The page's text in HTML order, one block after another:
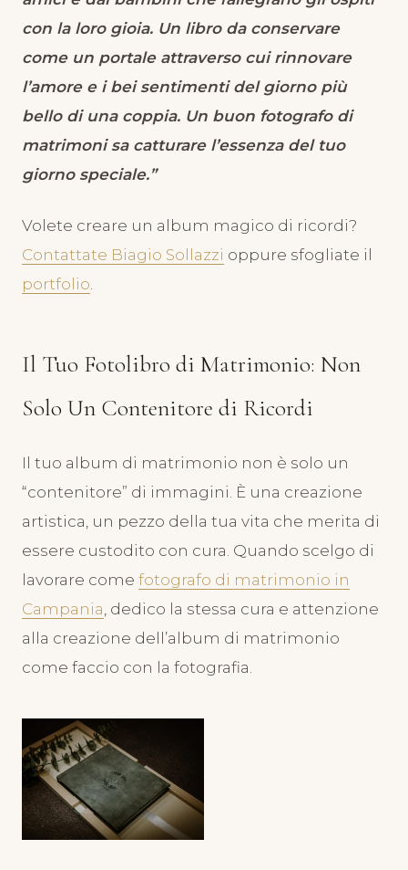
con la loro gioia. Un libro da conservare
come un portale attraverso cui rinnovare
l’amore e i bei sentimenti del giorno più
bello di una coppia. Un buon fotografo di
matrimoni sa catturare l’essenza del tuo
giorno speciale.”
Volete creare un album magico di ricordi?
Contattate Biagio Sollazzi oppure sfogliate il
portfolio
Il Tuo Fotolibro di Matrimonio: Non
Solo Un Contenitore di Ricordi
Il tuo album di matrimonio non è solo un
“contenitore” di immagini. È una creazione
artistica, un pezzo della tua vita che merita di
essere custodito con cura. Quando scelgo di
lavorare come fotografo di matrimonio in
Campania , dedico la stessa cura e attenzione
alla creazione dell’album di matrimonio
come faccio con la fotografia.